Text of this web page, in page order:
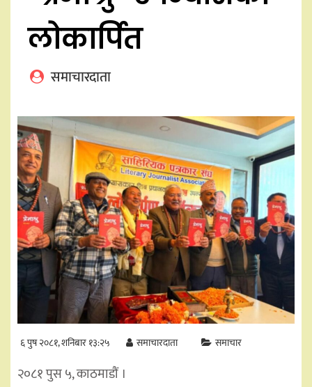
लोकार्पित
समाचारदाता
६ पुष २०८१, शनिबार १३:२५ समाचारदाता समाचार
२०८१ पुस ५, काठमाडौं ।